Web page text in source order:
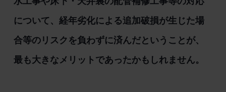
について、経年劣化による追加破損が生じた場
合等のリスクを負わずに済んだということが、
最も大きなメリットであったかもしれません。